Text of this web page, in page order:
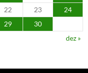
22 23
24
29
30
dez »